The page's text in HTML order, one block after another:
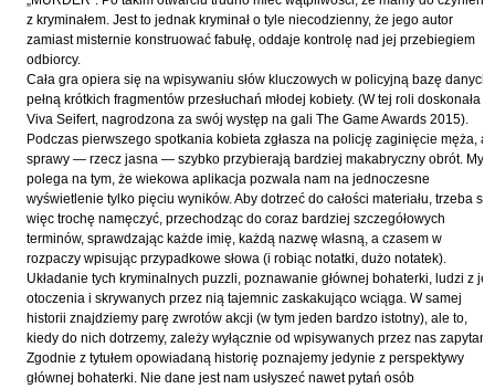
Jakób Lech M.
Jakubowski Jarosław
Jakubowski Paweł
Jasina Zbigniew
Jentys-Borelowska Maria
Jocher Waldemar
Jonaszko Jolanta
Juzyszyn Wojciech
Kain Dawid
Kalenin Magdalena
Kamiński Gabriel Leonard
Kaniecka-Mazurek Anna
z kryminałem. Jest to jednak kryminał o tyle niecodzienny, że jego autor
zamiast misternie konstruować fabułę, oddaje kontrolę nad jej przebiegiem
odbiorcy.
Cała gra opiera się na wpisywaniu słów kluczowych w policyjną bazę danych,
pełną krótkich fragmentów przesłuchań młodej kobiety. (W tej roli doskonała
Viva Seifert, nagrodzona za swój występ na gali The Game Awards 2015).
Podczas pierwszego spotkania kobieta zgłasza na policję zaginięcie męża, a
sprawy — rzecz jasna — szybko przybierają bardziej makabryczny obrót. Myk
polega na tym, że wiekowa aplikacja pozwala nam na jednoczesne
wyświetlenie tylko pięciu wyników. Aby dotrzeć do całości materiału, trzeba się
więc trochę namęczyć, przechodząc do coraz bardziej szczegółowych
terminów, sprawdzając każde imię, każdą nazwę własną, a czasem w
rozpaczy wpisując przypadkowe słowa (i robiąc notatki, dużo notatek).
Układanie tych kryminalnych puzzli, poznawanie głównej bohaterki, ludzi z jej
otoczenia i skrywanych przez nią tajemnic zaskakująco wciąga. W samej
historii znajdziemy parę zwrotów akcji (w tym jeden bardzo istotny), ale to,
kiedy do nich dotrzemy, zależy wyłącznie od wpisywanych przez nas zapytań.
Zgodnie z tytułem opowiadaną historię poznajemy jedynie z perspektywy
głównej bohaterki. Nie dane jest nam usłyszeć nawet pytań osób